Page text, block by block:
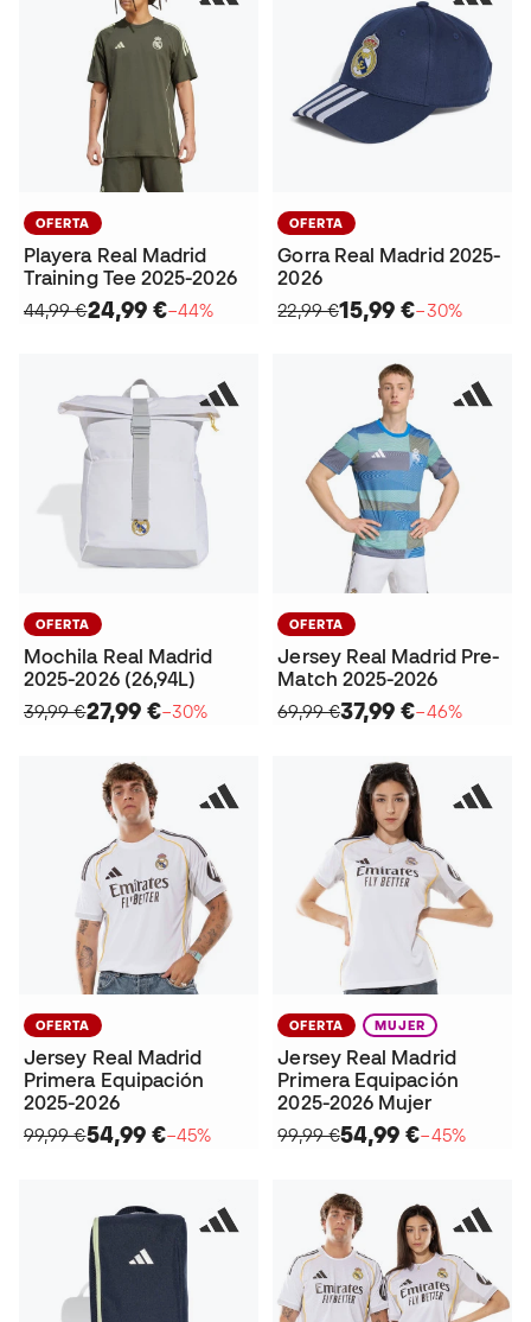
OFERTA
Playera Real Madrid
Training Tee 2025-2026
44,99 €24,99 €−44%
OFERTA
Gorra Real Madrid 2025-
2026
22,99 €15,99 €−30%
OFERTA
Mochila Real Madrid
2025-2026 (26,94L)
39,99 €27,99 €−30%
OFERTA
Jersey Real Madrid Pre-
Match 2025-2026
69,99 €37,99 €−46%
OFERTA
Jersey Real Madrid
Primera Equipación
2025-2026
99,99 €54,99 €−45%
OFERTA MUJER
Jersey Real Madrid
Primera Equipación
2025-2026 Mujer
99,99 €54,99 €−45%